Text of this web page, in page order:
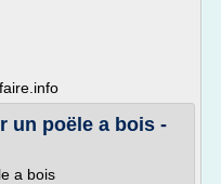
un poële a bois -
a bois